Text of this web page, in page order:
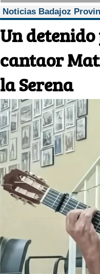
Noticias Badajoz
Un
cantaor
la Serena